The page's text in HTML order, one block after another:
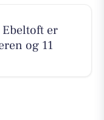
er
og 11